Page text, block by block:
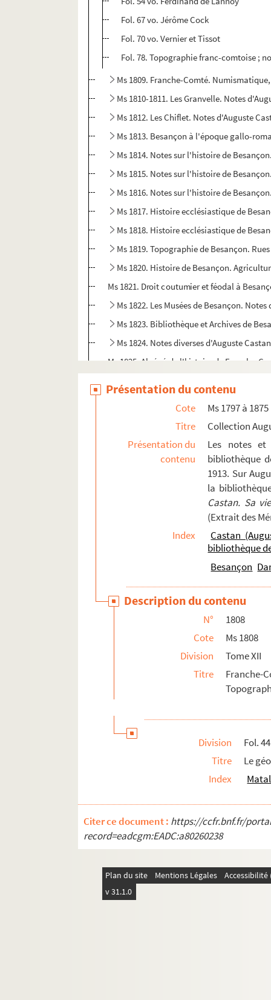
Fol. 67 vo. Jérôme Cock
Fol. 70 vo. Vernier et Tissot
Fol. 78. Topographie franc-comtoise ;
Ms 1809. Franche-Comté.
Ms 1810-1811. Les Granvelle. Notes
Ms 1812. Les Chiflet. Notes d'Auguste
Ms 1813. Besançon à l'époque gallo-
Ms 1814. Notes sur l'histoire de
Ms 1815. Notes sur l'histoire de
Ms 1816. Notes sur l'histoire de
Ms 1817. Histoire ecclésiastique de
Ms 1818. Histoire ecclésiastique de
Ms 1819. Topographie de Besançon.
Ms 1820. Histoire de Besançon.
Ms 1821. Droit coutumier et féodal à
Ms 1822. Les Musées de Besançon.
Ms 1823. Bibliothèque et Archives de
Ms 1824. Notes diverses d'Auguste
Ms 1825. Abrégé de l'histoire de Franche-
Ms 1838. « Copie réduite du journal d'un
Ms 1839. Procès-verbaux des séances de
Ms 1840. Procès-verbaux des séances de la
Ms 1841. Procès-verbaux de la
Ms 1842-1851. Inventaire et analyse
Ms 1852. Inventaire sommaire des
Ms 1853-1855. Inventaire et analyse
Ms 1856-1858. Inventaire sommaire
Ms 1859. Notes et copies de documents
Ms 1860-1872. Correspondance
Ms 1873. Correspondance d'Auguste
Ms 1874. Lettres de Léopold Delisle à
Ms 1875. Notices diverses, par Francis
Présentation du contenu
Cote
Ms 1797 à 1875
Titre
Collection
Présentation du
contenu
Les notes
bibliothèque
1913. Sur
la
Castan. Sa
(Extrait des
Index
Castan
bibliothèque
Besançon
Description du contenu
N°
1808
Cote
Ms 1808
Division
Tome XII
Titre
Division
Fol. 44
Titre
Le
Index
Citer ce document : https://ccfr.bnf.fr/
record=eadcgm:EADC:a80260238
Plan du site Mentions Légales
v 31.1.0